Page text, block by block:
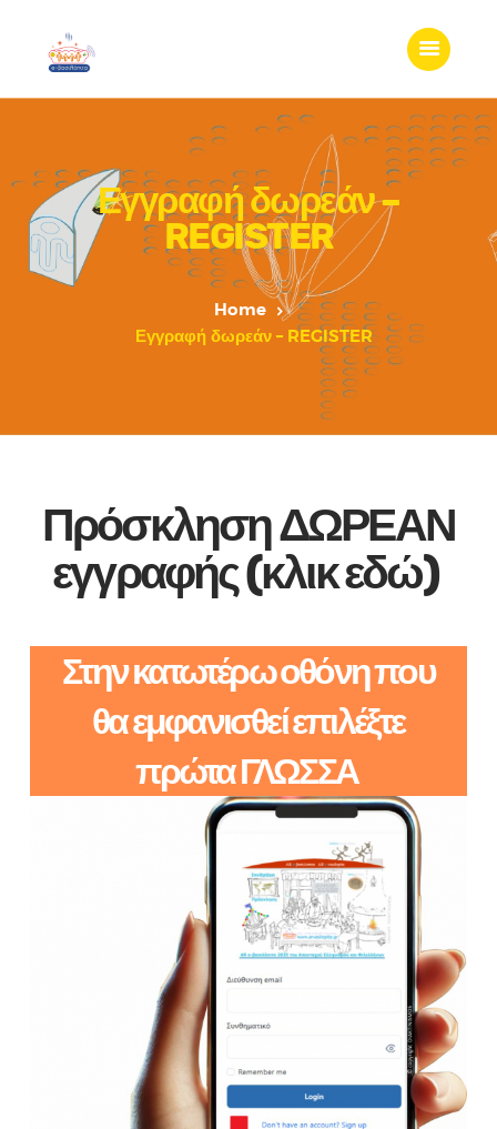
Εγγραφή δωρεάν –
REGISTER
Home
Εγγραφή δωρεάν – REGISTER
Πρόσκληση ΔΩΡΕΑΝ
εγγραφής (κλικ εδώ)
Στην κατωτέρω οθόνη που
θα εμφανισθεί επιλέξτε
πρώτα ΓΛΩΣΣΑ